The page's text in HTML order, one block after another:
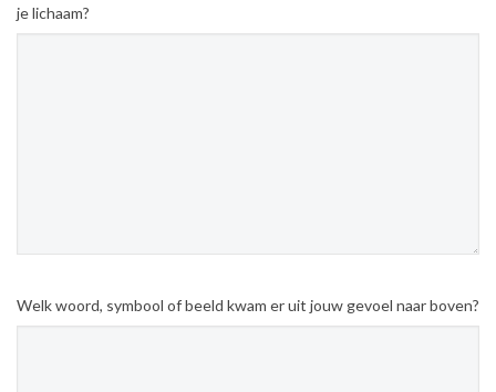
je lichaam?
Welk woord, symbool of beeld kwam er uit jouw gevoel naar boven?